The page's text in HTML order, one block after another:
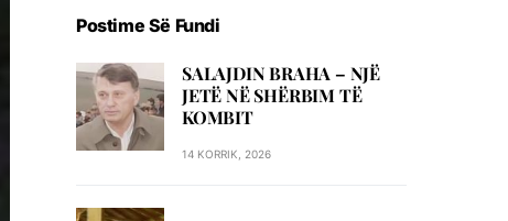
Postime Së Fundi
SALAJDIN BRAHA – NJЁ
JETЁ NЁ SHЁRBIM TЁ
KOMBIT
14 KORRIK, 2026